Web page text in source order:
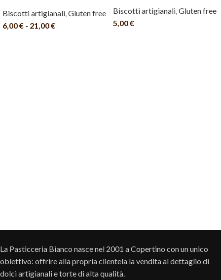
Biscotti artigianali,Gluten free
6,00€ - 21,00€
Biscotti artigianali,Gluten free
5,00€
La Pasticceria Bianco nasce nel 2001 a Copertino con un unico
obiettivo: offrire alla propria clientela la vendita al dettaglio di
dolci artigianali e torte di alta qualità.